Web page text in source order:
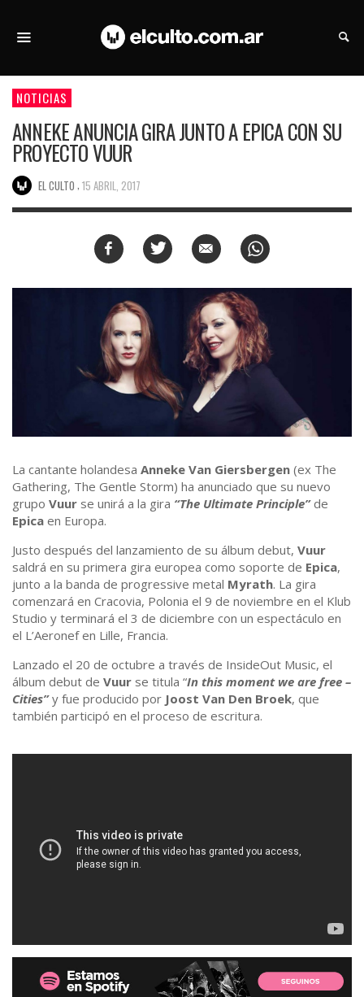
NOTICIAS
ANNEKE ANUNCIA GIRA JUNTO A EPICA CON SU
PROYECTO VUUR
EL CULTO 15 ABRIL, 2017
La cantante holandesa Anneke Van Giersbergen (ex The
Gathering, The Gentle Storm) ha anunciado que su nuevo
grupo Vuur se unirá a la gira “The Ultimate Principle”de
Epica en Europa.
Justo después del lanzamiento de su álbum debut, Vuur
saldrá en su primera gira europea como soporte de Epica,
junto a la banda de progressive metal Myrath. La gira
comenzará en Cracovia, Polonia el 9 de noviembre en el Klub
Studio y terminará el 3 de diciembre con un espectáculo en
el L’Aeronef en Lille, Francia.
Lanzado el 20 de octubre a través de InsideOut Music, el
álbum debut de Vuur se titula “In this moment we are free –
Cities”y fue producido por Joost Van Den Broek, que
también participó en el proceso de escritura.